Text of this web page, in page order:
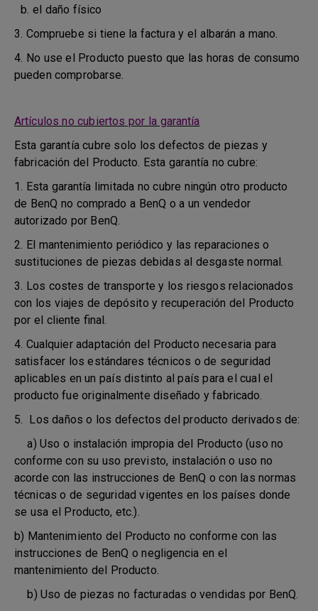
b. el daño físico
3. Compruebe si tiene la factura y el albarán a mano.
4. No use el Producto puesto que las horas de consumo
pueden comprobarse.
Artículos no cubiertos por la garantía
Esta garantía cubre solo los defectos de piezas y
fabricación del Producto. Esta garantía no cubre:
1. Esta garantía limitada no cubre ningún otro producto
de BenQ no comprado a BenQ o a un vendedor
autorizado por BenQ.
2. El mantenimiento periódico y las reparaciones o
sustituciones de piezas debidas al desgaste normal.
3. Los costes de transporte y los riesgos relacionados
con los viajes de depósito y recuperación del Producto
por el cliente final.
4. Cualquier adaptación del Producto necesaria para
satisfacer los estándares técnicos o de seguridad
aplicables en un país distinto al país para el cual el
producto fue originalmente diseñado y fabricado.
5. Los daños o los defectos del producto derivados de:
a) Uso o instalación impropia del Producto (uso no
conforme con su uso previsto, instalación o uso no
acorde con las instrucciones de BenQ o con las normas
técnicas o de seguridad vigentes en los países donde
se usa el Producto, etc.).
b) Mantenimiento del Producto no conforme con las
instrucciones de BenQ o negligencia en el
mantenimiento del Producto.
b) Uso de piezas no facturadas o vendidas por BenQ.